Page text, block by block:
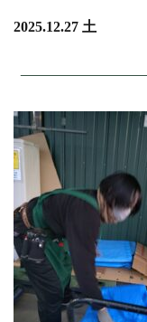
2025.12.27 土